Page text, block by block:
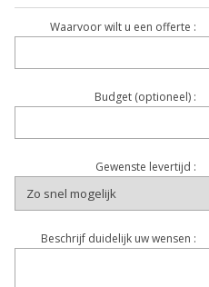
Waarvoor wilt u een offerte :
Budget (optioneel) :
Gewenste levertijd :
Beschrijf duidelijk uw wensen :